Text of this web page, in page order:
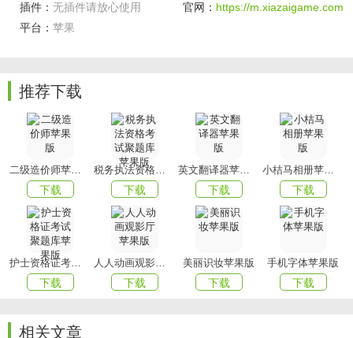
软件亮点
2、理解你的伙伴，有力的鼓励，激动人心的成功故事，海量
的减肥经验；
3、减肥瘦身代餐、减脂健身饮食、专业智能硬件，精品推
以上就是xiazai小编今天为大家带来的我会瘦，想要下载更多
APP就来mmxiazai吧!
插件： 无插件请放心使用 官网： https://m.xiazaigame.com
平台： 苹果
推荐下载
二级造价师苹果版
下载
税务执法资格考试聚题库苹果版
下载
英文翻译器苹果版
下载
小桔马相册苹果版
下载
护士资格证考试聚题库苹果版
下载
人人动画观影厅苹果版
下载
美丽识妆苹果版
下载
手机字体苹果版
下载
相关文章